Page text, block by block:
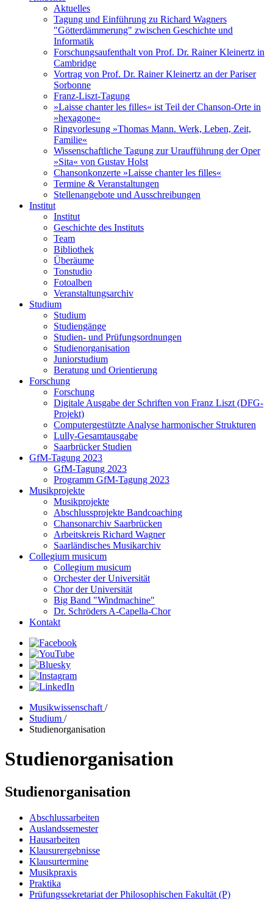
Aktuelles
Tagung und Einführung zu Richard Wagners
"Götterdämmerung" zwischen Geschichte und
Informatik
Forschungsaufenthalt von Prof. Dr. Rainer Kleinertz in
Cambridge
Vortrag von Prof. Dr. Rainer Kleinertz an der Pariser
Sorbonne
Franz-Liszt-Tagung
»Laisse chanter les filles« ist Teil der Chanson-Orte in
»hexagone«
Ringvorlesung »Thomas Mann. Werk, Leben, Zeit,
Familie«
Wissenschaftliche Tagung zur Uraufführung der Oper
»Sita« von Gustav Holst
Chansonkonzerte »Laisse chanter les filles«
Termine & Veranstaltungen
Stellenangebote und Ausschreibungen
Institut
Institut
Geschichte des Instituts
Team
Bibliothek
Überäume
Tonstudio
Fotoalben
Veranstaltungsarchiv
Studium
Studium
Studiengänge
Studien- und Prüfungsordnungen
Studienorganisation
Juniorstudium
Beratung und Orientierung
Forschung
Forschung
Digitale Ausgabe der Schriften von Franz Liszt (DFG-
Projekt)
Computergestützte Analyse harmonischer Strukturen
Lully-Gesamtausgabe
Saarbrücker Studien
GfM-Tagung 2023
GfM-Tagung 2023
Programm GfM-Tagung 2023
Musikprojekte
Musikprojekte
Abschlussprojekte Bandcoaching
Chansonarchiv Saarbrücken
Arbeitskreis Richard Wagner
Saarländisches Musikarchiv
Collegium musicum
Collegium musicum
Orchester der Universität
Chor der Universität
Big Band "Windmachine"
Dr. Schröders A-Capella-Chor
Kontakt
Musikwissenschaft /
Studium /
Studienorganisation
Studienorganisation
Studienorganisation
Abschlussarbeiten
Auslandssemester
Hausarbeiten
Klausurergebnisse
Klausurtermine
Musikpraxis
Praktika
Prüfungssekretariat der Philosophischen Fakultät (P)